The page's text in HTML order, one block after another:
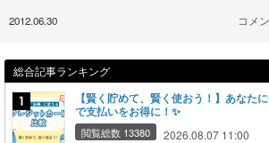
2012.06.30 コメ
総合記事ランキング
【賢く貯めて、賢く使おう！】あなた
で支払いをお得に！✨
閲覧総数 13380 2026.08.07 11:00